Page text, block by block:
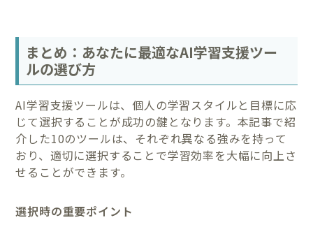
まとめ：あなたに最適なAI学習支援ツー
ルの選び方
AI学習支援ツールは、個人の学習スタイルと目標に応
じて選択することが成功の鍵となります。本記事で紹
介した10のツールは、それぞれ異なる強みを持って
おり、適切に選択することで学習効率を大幅に向上さ
せることができます。
選択時の重要ポイント